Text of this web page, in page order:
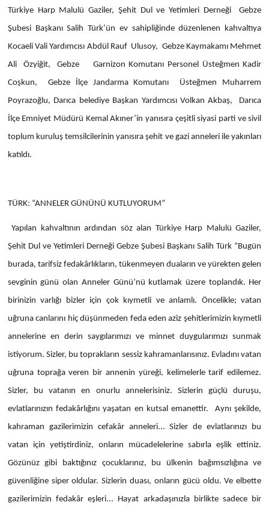
Türkiye Harp Malulü Gaziler, Şehit Dul ve Yetimleri Derneği Gebze
Şubesi Başkanı Salih Türk’ün ev sahipliğinde düzenlenen kahvaltıya
Kocaeli Vali Yardımcısı Abdül Rauf Ulusoy, Gebze Kaymakamı Mehmet
Ali Özyiğit, Gebze Garnizon Komutanı Personel Üsteğmen Kadir
Coşkun, Gebze İlçe Jandarma Komutanı Üsteğmen Muharrem
Poyrazoğlu, Darıca belediye Başkan Yardımcısı Volkan Akbaş, Darıca
İlçe Emniyet Müdürü Kemal Akıner’in yanısıra çeşitli siyasi parti ve sivil
toplum kuruluş temsilcilerinin yanısıra şehit ve gazi anneleri ile yakınları
katıldı.
TÜRK: “ANNELER GÜNÜNÜ KUTLUYORUM”
Yapılan kahvaltının ardından söz alan Türkiye Harp Malulü Gaziler,
Şehit Dul ve Yetimleri Derneği Gebze Şubesi Başkanı Salih Türk “Bugün
burada, tarifsiz fedakârlıkların, tükenmeyen duaların ve yürekten gelen
sevginin günü olan Anneler Günü’nü kutlamak üzere toplandık. Her
birinizin varlığı bizler için çok kıymetli ve anlamlı. Öncelikle; vatan
uğruna canlarını hiç düşünmeden feda eden aziz şehitlerimizin kıymetli
annelerine en derin saygılarımızı ve minnet duygularımızı sunmak
istiyorum. Sizler, bu toprakların sessiz kahramanlarısınız. Evladını vatan
uğruna toprağa veren bir annenin yüreği, kelimelerle tarif edilemez.
Sizler, bu vatanın en onurlu annelerisiniz. Sizlerin güçlü duruşu,
evlatlarınızın fedakârlığını yaşatan en kutsal emanettir. Aynı şekilde,
kahraman gazilerimizin cefakâr anneleri... Sizler de evlatlarınızı bu
vatan için yetiştirdiniz, onların mücadelelerine sabırla eşlik ettiniz.
Gözünüz gibi baktığınız çocuklarınız, bu ülkenin bağımsızlığına ve
güvenliğine siper oldular. Sizlerin duası, onların gücü oldu. Ve elbette
gazilerimizin fedakâr eşleri... Hayat arkadaşınızla birlikte sadece bir